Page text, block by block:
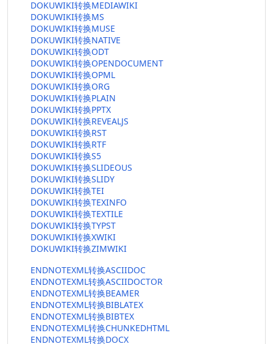
DOKUWIKI转换MEDIAWIKI
DOKUWIKI转换MS
DOKUWIKI转换MUSE
DOKUWIKI转换NATIVE
DOKUWIKI转换ODT
DOKUWIKI转换OPENDOCUMENT
DOKUWIKI转换OPML
DOKUWIKI转换ORG
DOKUWIKI转换PLAIN
DOKUWIKI转换PPTX
DOKUWIKI转换REVEALJS
DOKUWIKI转换RST
DOKUWIKI转换RTF
DOKUWIKI转换S5
DOKUWIKI转换SLIDEOUS
DOKUWIKI转换SLIDY
DOKUWIKI转换TEI
DOKUWIKI转换TEXINFO
DOKUWIKI转换TEXTILE
DOKUWIKI转换TYPST
DOKUWIKI转换XWIKI
DOKUWIKI转换ZIMWIKI
ENDNOTEXML转换ASCIIDOC
ENDNOTEXML转换ASCIIDOCTOR
ENDNOTEXML转换BEAMER
ENDNOTEXML转换BIBLATEX
ENDNOTEXML转换BIBTEX
ENDNOTEXML转换CHUNKEDHTML
ENDNOTEXML转换DOCX